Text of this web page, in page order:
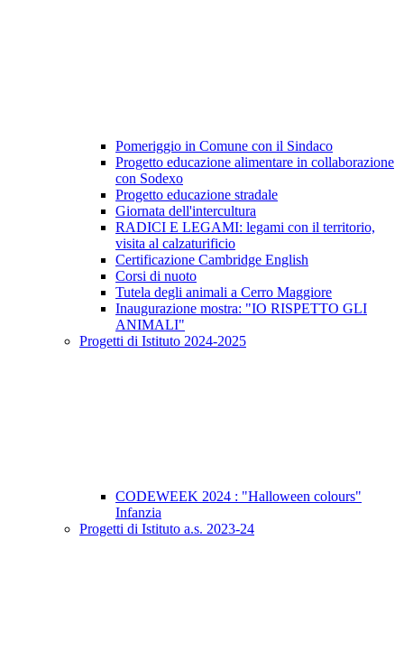
Pomeriggio in Comune con il Sindaco
Progetto educazione alimentare in collaborazione
con Sodexo
Progetto educazione stradale
Giornata dell'intercultura
RADICI E LEGAMI: legami con il territorio,
visita al calzaturificio
Certificazione Cambridge English
Corsi di nuoto
Tutela degli animali a Cerro Maggiore
Inaugurazione mostra: "IO RISPETTO GLI
ANIMALI"
Progetti di Istituto 2024-2025
CODEWEEK 2024 : "Halloween colours"
Infanzia
Progetti di Istituto a.s. 2023-24